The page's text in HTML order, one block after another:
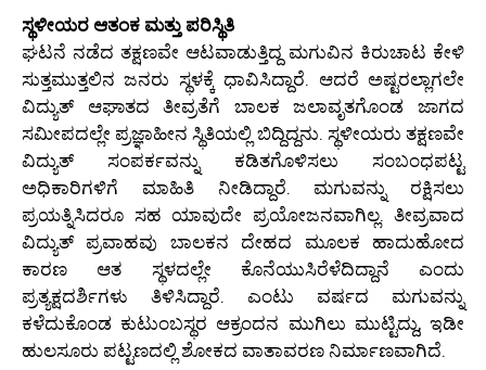
ಸ್ಥಳೀಯರ ಆತಂಕ ಮತ್ತು ಪರಿಸ್ಥಿತಿ
ಘಟನೆ ನಡೆದ ತಕ್ಷಣವೇ ಆಟವಾಡುತ್ತಿದ್ದ ಮಗುವಿನ ಕಿರುಚಾಟ ಕೇಳಿ
ಸುತ್ತಮುತ್ತಲಿನ ಜನರು ಸ್ಥಳಕ್ಕೆ ಧಾವಿಸಿದ್ದಾರೆ. ಆದರೆ ಅಷ್ಟರಲ್ಲಾಗಲೇ
ವಿದ್ಯುತ್ ಆಘಾತದ ತೀವ್ರತೆಗೆ ಬಾಲಕ ಜಲಾವೃತಗೊಂಡ ಜಾಗದ
ಸಮೀಪದಲ್ಲೇ ಪ್ರಜ್ಞಾಹೀನ ಸ್ಥಿತಿಯಲ್ಲಿ ಬಿದ್ದಿದ್ದನು. ಸ್ಥಳೀಯರು ತಕ್ಷಣವೇ
ವಿದ್ಯುತ್ ಸಂಪರ್ಕವನ್ನು ಕಡಿತಗೊಳಿಸಲು ಸಂಬಂಧಪಟ್ಟ
ಅಧಿಕಾರಿಗಳಿಗೆ ಮಾಹಿತಿ ನೀಡಿದ್ದಾರೆ. ಮಗುವನ್ನು ರಕ್ಷಿಸಲು
ಪ್ರಯತ್ನಿಸಿದರೂ ಸಹ ಯಾವುದೇ ಪ್ರಯೋಜನವಾಗಿಲ್ಲ. ತೀವ್ರವಾದ
ವಿದ್ಯುತ್ ಪ್ರವಾಹವು ಬಾಲಕನ ದೇಹದ ಮೂಲಕ ಹಾದುಹೋದ
ಕಾರಣ ಆತ ಸ್ಥಳದಲ್ಲೇ ಕೊನೆಯುಸಿರೆಳೆದಿದ್ದಾನೆ ಎಂದು
ಪ್ರತ್ಯಕ್ಷದರ್ಶಿಗಳು ತಿಳಿಸಿದ್ದಾರೆ. ಎಂಟು ವರ್ಷದ ಮಗುವನ್ನು
ಕಳೆದುಕೊಂಡ ಕುಟುಂಬಸ್ಥರ ಆಕ್ರಂದನ ಮುಗಿಲು ಮುಟ್ಟಿದ್ದು, ಇಡೀ
ಹುಲಸೂರು ಪಟ್ಟಣದಲ್ಲಿ ಶೋಕದ ವಾತಾವರಣ ನಿರ್ಮಾಣವಾಗಿದೆ.